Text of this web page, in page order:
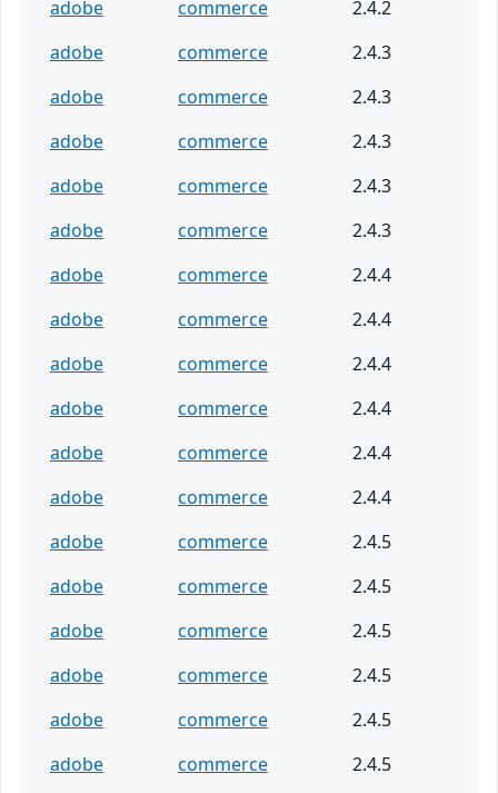
adobe
commerce
2.4.2
adobe
commerce
2.4.3
adobe
commerce
2.4.3
adobe
commerce
2.4.3
adobe
commerce
2.4.3
adobe
commerce
2.4.3
adobe
commerce
2.4.4
adobe
commerce
2.4.4
adobe
commerce
2.4.4
adobe
commerce
2.4.4
adobe
commerce
2.4.4
adobe
commerce
2.4.4
adobe
commerce
2.4.5
adobe
commerce
2.4.5
adobe
commerce
2.4.5
adobe
commerce
2.4.5
adobe
commerce
2.4.5
adobe
commerce 2.4.5